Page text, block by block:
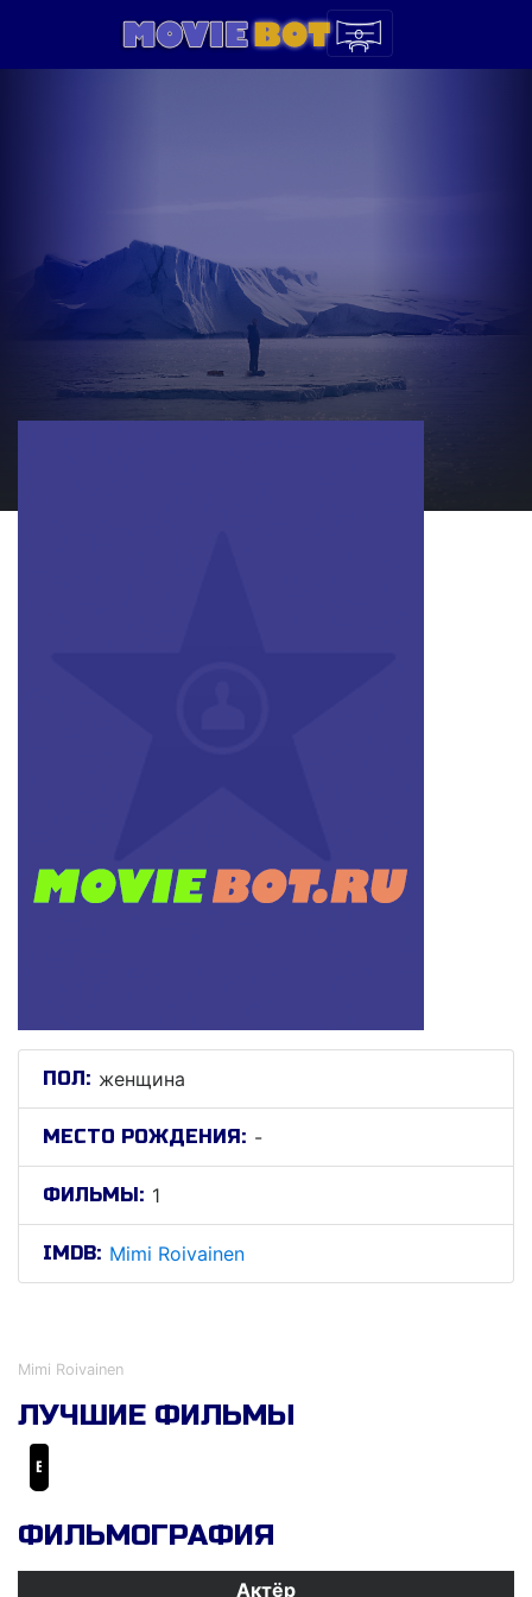
ПОЛ: женщина
МЕСТО РОЖДЕНИЯ: -
ФИЛЬМЫ: 1
IMDB: Mimi Roivainen
Mimi Roivainen
ЛУЧШИЕ ФИЛЬМЫ
ФИЛЬМОГРАФИЯ
Актёр